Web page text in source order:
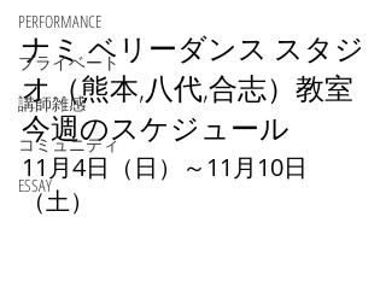
PERFORMANCE
プライベート
講師雑感
コミュニティ
ESSAY
ナミ ベリーダンス スタジ
オ（熊本,八代,合志）教室
今週のスケジュール
11月4日（日）～11月10日
（土）